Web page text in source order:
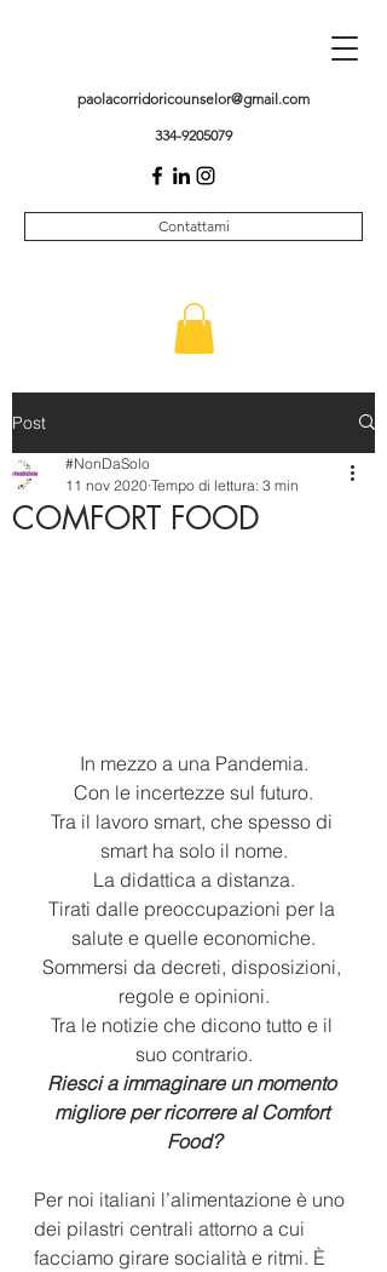
paolacorridoricounselor@gmail.com
334-9205079
Contattami
Post
COMFORT FOOD
#NonDaSolo
11 nov 2020 Tempo di lettura: 3 min
In mezzo a una Pandemia.
Con le incertezze sul futuro.
Tra il lavoro smart, che spesso di
smart ha solo il nome.
La didattica a distanza.
Tirati dalle preoccupazioni per la
salute e quelle economiche.
Sommersi da decreti, disposizioni,
regole e opinioni.
Tra le notizie che dicono tutto e il
suo contrario.
Riesci a immaginare un momento
migliore per ricorrere al Comfort
Food?
Per noi italiani l’alimentazione è uno
dei pilastri centrali attorno a cui
facciamo girare socialità e ritmi. È